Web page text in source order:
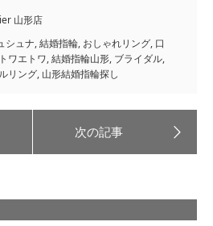
山形店
シュナ,結婚指輪, おしゃれリング, 口
トワエトワ,結婚指輪山形, ブライダル,
リング, 山形結婚指輪探し